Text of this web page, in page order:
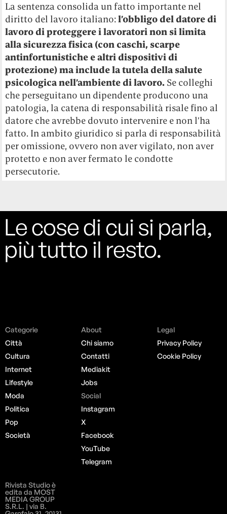
La sentenza consolida un fatto importante nel
diritto del lavoro italiano:l’obbligo del datore di
lavoro di proteggere i lavoratori non si limita
alla sicurezza fisica (con caschi, scarpe
antinfortunistiche e altri dispositivi di
protezione) ma include la tutela della salute
psicologica nell’ambiente di lavoro. Se colleghi
che perseguitano un dipendente producono una
patologia, la catena di responsabilità risale fino al
datore che avrebbe dovuto intervenire e non l’ha
fatto. In ambito giuridico si parla di responsabilità
per omissione, ovvero non aver vigilato, non aver
protetto e non aver fermato le condotte
persecutorie.
Le cose di cui si parla,
più tutto il resto.
Categorie
Città
Cultura
Internet
Lifestyle
Moda
Politica
Pop
Società
About
Chi siamo
Contatti
Mediakit
Jobs
Social
Instagram
X
Facebook
YouTube
Telegram
Legal
Privacy Policy
Cookie Policy
Rivista Studio è
edita da MOST
MEDIA GROUP
S.R.L. | via B.